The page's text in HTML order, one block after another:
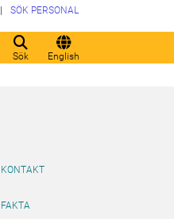
Sök English
SÖK PERSONAL
KONTAKT
FAKTA